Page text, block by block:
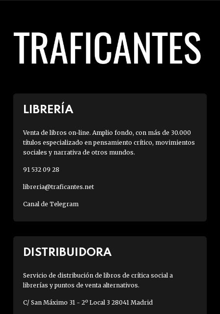
LIBRERÍA
Venta de libros on-line. Amplio fondo, con más de 30.000
títulos especializado en pensamiento crítico, movimientos
sociales y narrativa de otros mundos.
91 532 09 28
libreria@traficantes.net
Canal de Telegram
DISTRIBUIDORA
Servicio de distribución de libros de crítica social a
librerías y puntos de venta alternativos.
C/ San Máximo 31 - 2º Local 3 28041 Madrid